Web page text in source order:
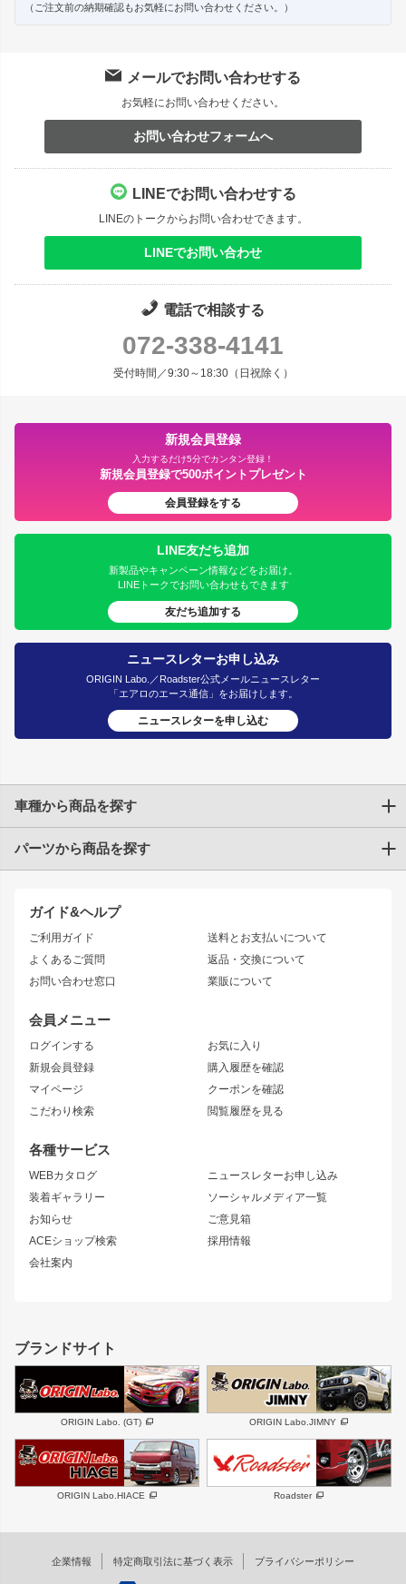
（ご注文前の納期確認もお気軽にお問い合わせください。）
メールでお問い合わせする
お気軽にお問い合わせください。
お問い合わせフォームへ
LINEでお問い合わせする
LINEのトークからお問い合わせできます。
LINEでお問い合わせ
電話で相談する
072-338-4141
受付時間／9:30～18:30（日祝除く）
新規会員登録
入力するだけ5分でカンタン登録！
新規会員登録で500ポイントプレゼント
会員登録をする
LINE友だち追加
新製品やキャンペーン情報などをお届け。
LINEトークでお問い合わせもできます
友だち追加する
ニュースレターお申し込み
ORIGIN Labo.／Roadster公式メールニュースレター
「エアロのエース通信」をお届けします。
ニュースレターを申し込む
ガイド&ヘルプ
ご利用ガイド
よくあるご質問
お問い合わせ窓口
送料とお支払いについて
返品・交換について
業販について
会員メニュー
ログインする
新規会員登録
マイページ
こだわり検索
お気に入り
購入履歴を確認
クーポンを確認
閲覧履歴を見る
各種サービス
WEBカタログ
装着ギャラリー
お知らせ
ACEショップ検索
会社案内
ニュースレターお申し込み
ソーシャルメディア一覧
ご意見箱
採用情報
車種から商品を探す
トヨタ
JZX90 CHASER
JZX110 MARK II
JZX100 MARK II
JZX90 MARK II
トレノ
マークX
アリスト
ソアラ
アルテッツァ
ニッサン
S15 シルビア
S14 シルビア 後期
S13 シルビア
180SX
シルエイティ
ワンビア
ローレル
セフィーロ
キャラバン
スズキ
GS350
SC
スバル 三菱
デリカ D:5
軽自動車 汎用
パーツから商品を探す
エアロシリーズ
ドリフトライン
風神
雷神
レーシングライン
アタックライン
ストリームライン
リアウイング
ジムニーパーツ
ホイール
MUD-S7
MUD-SR7
まつど家 鉄漢
ボンネット
フェンダー
サイドパーツ
リアゲート
メンテナンスパーツ
ハイエースパーツ
ホイール
DAYTONA-RS
DAYTONA-RS NEO
エアロシリーズ
RUGGER MODEL
DTM:exclusive
ブランドサイト
ORIGIN Labo. (GT) ORIGIN Labo.JIMNY
ORIGIN Labo.HIACE Roadster
企業情報 特定商取引法に基づく表示 プライバシーポリシー